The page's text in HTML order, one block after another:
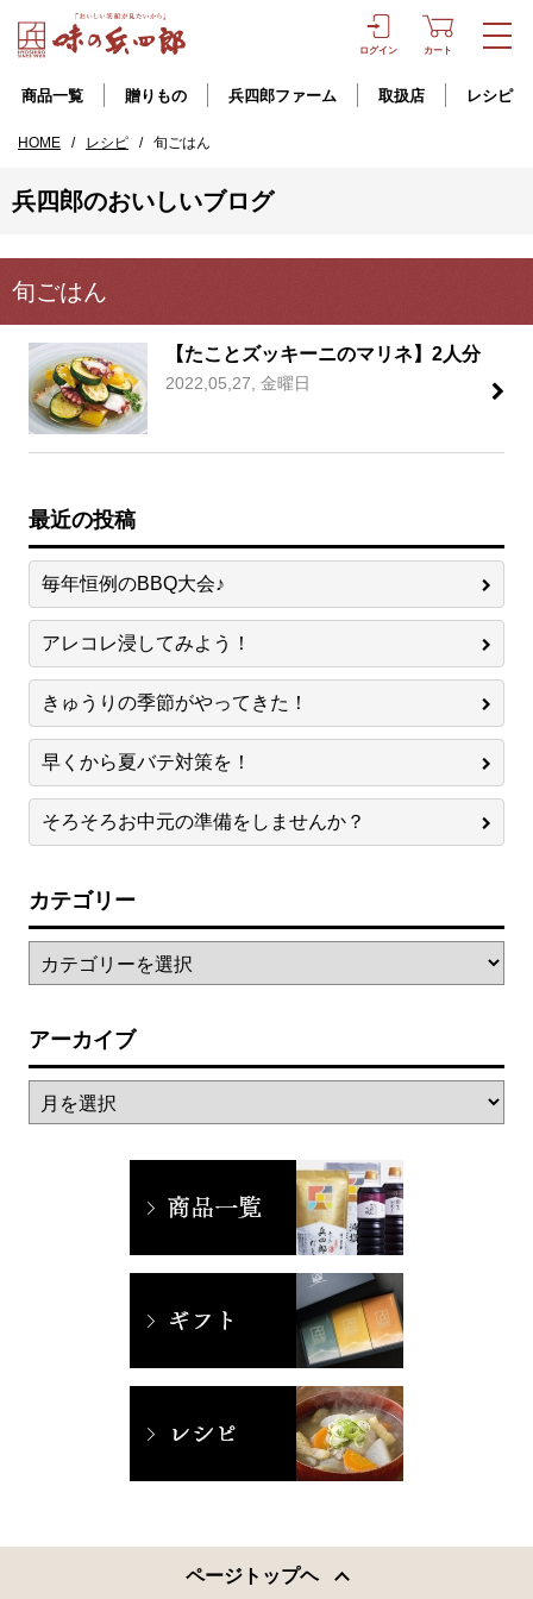
ログイン カート
商品一覧 贈りもの 兵四郎ファーム 取扱店 レシピ
HOME / レシピ / 旬ごはん
兵四郎のおいしいブログ
旬ごはん
【たことズッキーニのマリネ】2人分
2022,05,27, 金曜日
最近の投稿
毎年恒例のBBQ大会♪
アレコレ浸してみよう！
きゅうりの季節がやってきた！
早くから夏バテ対策を！
そろそろお中元の準備をしませんか？
カテゴリー
アーカイブ
ページトップヘ